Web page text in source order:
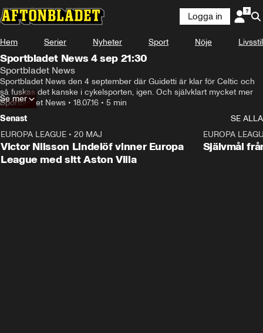
Logga in
Hem Serier Nyheter Sport Nöje Livsstil
Sportbladet News 4 sep 21:30
Sportbladet News
Sportbladet News den 4 september där Guidetti är klar för Celtic och
så fuskas det kanske i cykelsporten, igen. Och självklart mycket mer
Sportbladet News • 18.07.16 • 5 min
Se mer
Senast
SE ALLA
EUROPA LEAGUE • 20 MAJ
Victor Nilsson Lindelöf vinner Europa
League med sitt Aston Villa
EUROPA
Självmål